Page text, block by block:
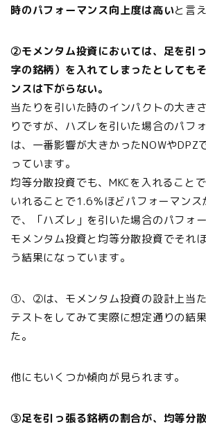
時のパフォーマンス向上度は高いと言
②モメンタム投資においては、足を引
字の銘柄）を入れてしまったとしても
ンスは下がらない。
当たりを引いた時のインパクトの大き
りですが、ハズレを引いた場合のパフ
は、一番影響が大きかったNOWやDPZ
っています。
均等分散投資でも、MKCを入れること
いれることで1.6％ほどパフォーマンス
で、「ハズレ」を引いた場合のパフォ
モメンタム投資と均等分散投資でそれ
う結果になっています。
①、②は、モメンタム投資の設計上当た
テストをしてみて実際に想定通りの結
た。
他にもいくつか傾向が見られます。
③足を引っ張る銘柄の割合が、均等分